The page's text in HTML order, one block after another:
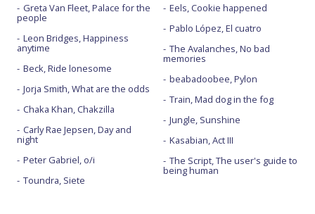
Greta Van Fleet, Palace for the
people
Leon Bridges, Happiness
anytime
Beck, Ride lonesome
Jorja Smith, What are the odds
Chaka Khan, Chakzilla
Carly Rae Jepsen, Day and
night
Peter Gabriel, o/i
Toundra, Siete
Eels, Cookie happened
Pablo López, El cuatro
The Avalanches, No bad
memories
beabadoobee, Pylon
Train, Mad dog in the fog
Jungle, Sunshine
Kasabian, Act III
The Script, The user's guide to
being human